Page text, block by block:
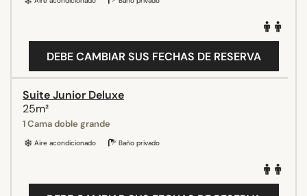
DEBE CAMBIAR SUS FECHAS DE RESERVA
Suite Junior Deluxe
25m²
1 Cama doble grande
Aire acondicionado Baño privado